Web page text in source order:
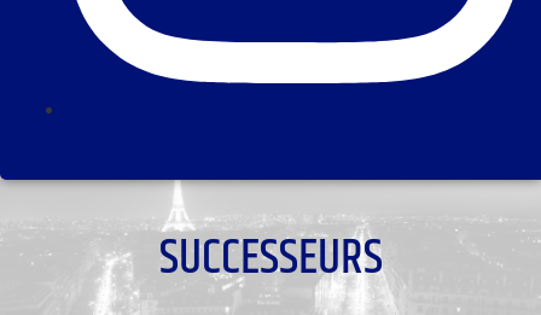
SUCCESSEURS